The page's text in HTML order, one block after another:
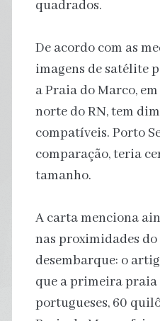
quadrados.
De acordo com as
imagens de satélite
a Praia do Marco,
norte do RN, tem
compatíveis. Porto
comparação, teria
tamanho.
A carta menciona
nas proximidades
desembarque: o
que a primeira
portugueses, 60